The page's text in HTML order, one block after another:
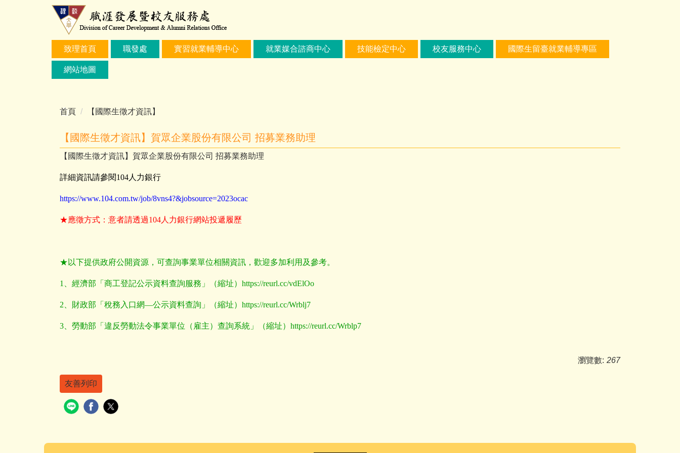
致理首頁 職發處 實習就業輔導中心 就業媒合諮商中心 技能檢定中心 校友服務中心 國際生留臺就業輔導專區
網站地圖
首頁 【國際生徵才資訊】
【國際生徵才資訊】賀眾企業股份有限公司 招募業務助理
【國際生徵才資訊】賀眾企業股份有限公司 招募業務助理
詳細資訊請參閱104人力銀行
https://www.104.com.tw/job/8vns4?&jobsource=2023ocac
★應徵方式：意者請透過104人力銀行網站投遞履歷
★以下提供政府公開資源，可查詢事業單位相關資訊，歡迎多加利用及參考。
1 、經濟部「商工登記公示資料查詢服務」（縮址） https://reurl.cc/vdElOo
2 、財政部「稅務入口網—公示資料查詢」（縮址） https://reurl.cc/Wrblj7
3 、勞動部「違反勞動法令事業單位（雇主）查詢系統」（縮址） https://reurl.cc/Wrblp7
瀏覽數: 267
友善列印